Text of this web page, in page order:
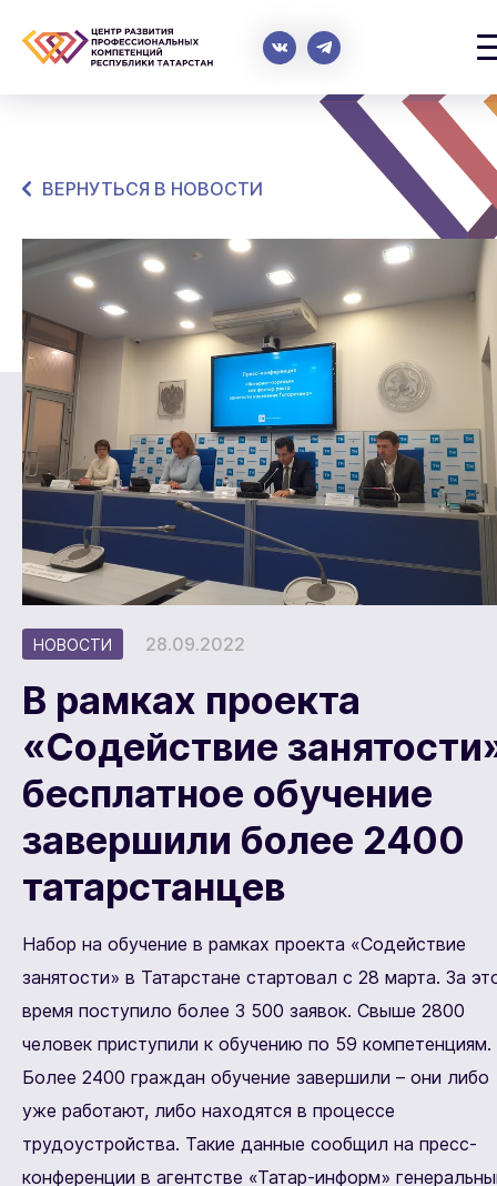
ВЕРНУТЬСЯ В НОВОСТИ
НОВОСТИ 28.09.2022
В рамках проекта
«Содействие
бесплатное обучение
завершили более 2400
татарстанцев
Набор на обучение в рамках проекта «Содействие
занятости» в Татарстане стартовал с 28 марта. За
время поступило более 3 500 заявок. Свыше 2800
человек приступили к обучению по 59 компетенциям.
Более 2400 граждан обучение завершили – они либо
уже работают, либо находятся в процессе
трудоустройства. Такие данные сообщил на пресс-
конференции в агентстве «Татар-информ»